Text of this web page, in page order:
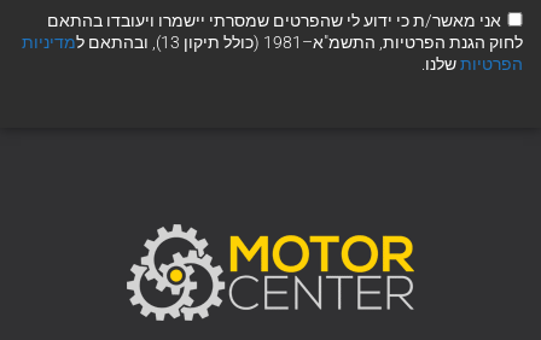
אני מאשר/ת כי ידוע לי שהפרטים שמסרתי יישמרו ויעובדו בהתאם
לחוק הגנת הפרטיות, התשמ"א–1981 (כולל תיקון 13), ובהתאם ל
מדיניות
הפרטיותשלנו.